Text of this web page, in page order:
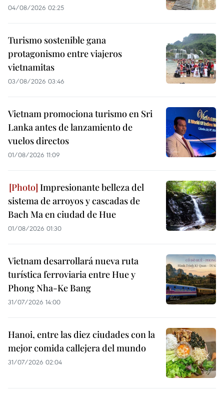
04/08/2026 02:25
Turismo sostenible gana
protagonismo entre viajeros
vietnamitas
03/08/2026 03:46
Vietnam promociona turismo en Sri
Lanka antes de lanzamiento de
vuelos directos
01/08/2026 11:09
Impresionante belleza del
sistema de arroyos y cascadas de
Bach Ma en ciudad de Hue
01/08/2026 01:30
Vietnam desarrollará nueva ruta
turística ferroviaria entre Hue y
Phong Nha-Ke Bang
31/07/2026 14:00
Hanoi, entre las diez ciudades con la
mejor comida callejera del mundo
31/07/2026 02:04